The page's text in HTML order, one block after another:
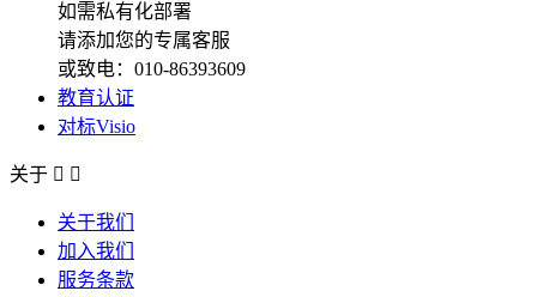
如需私有化部署
请添加您的专属客服
或致电：010-86393609
教育认证
对标Visio
关于  
关于我们
加入我们
服务条款